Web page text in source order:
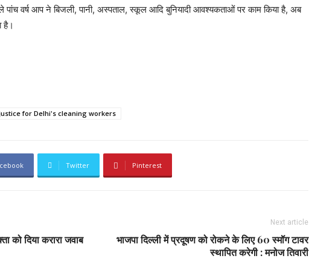
पांच वर्ष आप ने बिजली, पानी, अस्पताल, स्कूल आदि बुनियादी आवश्यकताओं पर काम किया है, अब
है।
for Delhi's cleaning workers
Twitter Pinterest
को दिया करारा जवाब
Next article
भाजपा दिल्ली में प्रदूषण को रोकने के लिए 60 स्मॉग टावर
स्थापित करेगी : मनोज तिवारी